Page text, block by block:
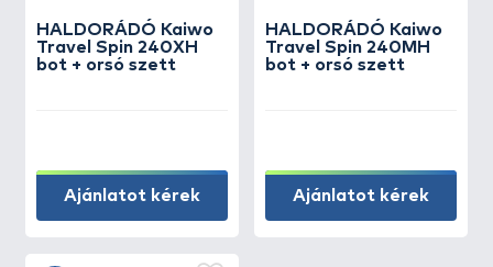
HALDORÁDÓ Kaiwo
Travel Spin 240XH
bot + orsó szett
Ajánlatot kérek
HALDORÁDÓ Kaiwo
Travel Spin 240MH
bot + orsó szett
Ajánlatot kérek